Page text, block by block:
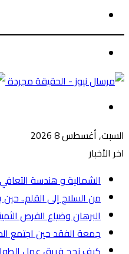
عن
السبت, أغسطس 8 2026
اخر الأخبار
الشمالية و هندسة
من السلاح إلى القلم..
البرهان وضياع الفرص
جمعة الفقد حين اجتمع